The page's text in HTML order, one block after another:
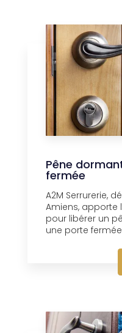
Pêne
fermée
A2M Serrurerie,
Amiens,
pour libérer un
une porte